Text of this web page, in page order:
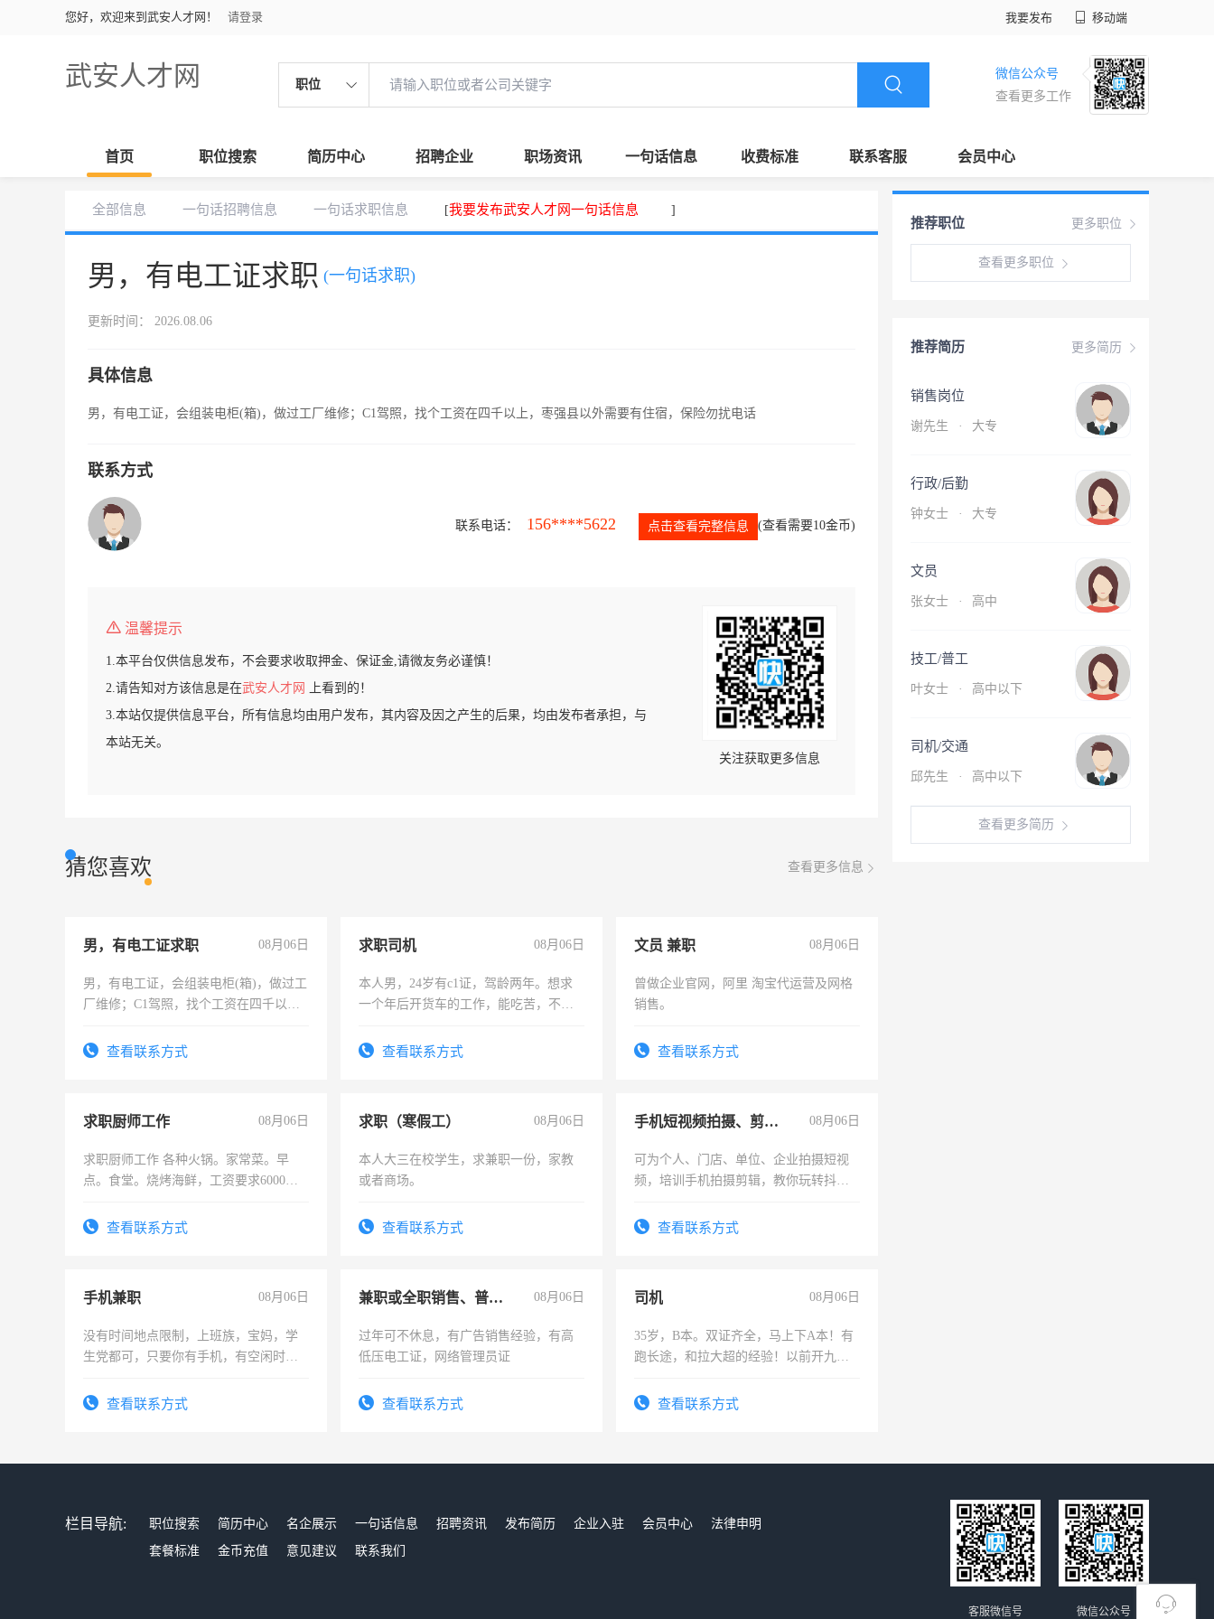
您好，欢迎来到武安人才网！ 请登录 我要发布 移动端
武安人才网 职位
微信公众号
查看更多工作
首页 职位搜索 简历中心 招聘企业 职场资讯 一句话信息 收费标准 联系客服 会员中心
全部信息 一句话招聘信息 一句话求职信息 [我要发布武安人才网一句话信息 ]
男，有电工证求职 (一句话求职)
更新时间： 2026.08.06
具体信息
男，有电工证，会组装电柜(箱)，做过工厂维修；C1驾照，找个工资在四千以上，枣强县以外需要有住宿，保险勿扰电话
联系方式
联系电话： 156****5622 点击查看完整信息 (查看需要10金币)
温馨提示
1.本平台仅供信息发布，不会要求收取押金、保证金,请微友务必谨慎！
2.请告知对方该信息是在武安人才网
上看到的！
3.本站仅提供信息平台，所有信息均由用户发布，其内容及因之产生的后果，均由发布者承担，与
本站无关。
关注获取更多信息
猜您喜欢 查看更多信息
男，有电工证求职 08月06日
男，有电工证，会组装电柜(箱)，做过工
厂维修；C1驾照，找个工资在四千以
电话查看联系方式
求职司机 08月06日
本人男，24岁有c1证，驾龄两年。想求
一个年后开货车的工作，能吃苦，不怕
查看联系方式
文员 兼职 08月06日
曾做企业官网，阿里 淘宝代运营及网格
销售。
查看联系方式
求职厨师工作 08月06日
求职厨师工作 各种火锅。家常菜。早
点。食堂。烧烤海鲜，工资要求6000以
查看联系方式
求职（寒假工） 08月06日
本人大三在校学生，求兼职一份，家教
或者商场。
查看联系方式
手机短视频拍摄、剪辑、抖音快手 08月06日
可为个人、门店、单位、企业拍摄短视
频，培训手机拍摄剪辑，教你玩转抖音
频，培训手机拍摄剪辑，教你玩转抖
查看联系方式
手机兼职 08月06日
没有时间地点限制，上班族，宝妈，学
生党都可，只要你有手机，有空闲时
勤快的四五十，每天挣零花钱没问题！
查看联系方式
兼职或全职销售、普工、维修 08月06日
过年可不休息，有广告销售经验，有高
低压电工证，网络管理员证
查看联系方式
司机 08月06日
35岁，B本。双证齐全，马上下A本！有
跑长途，和拉大超的经验！以前开九米
查看联系方式
更多职位
推荐职位
查看更多职位
更多简历
推荐简历
销售岗位
谢先生 · 大专
行政/后勤
钟女士 · 大专
文员
张女士 · 高中
技工/普工
叶女士 · 高中以下
司机/交通
邱先生 · 高中以下
查看更多简历
栏目导航: 职位搜索 简历中心 名企展示 一句话信息 招聘资讯 发布简历 企业入驻 会员中心
法律申明
套餐标准
金币充值 意见建议 联系我们
微信公众号
客服微信号